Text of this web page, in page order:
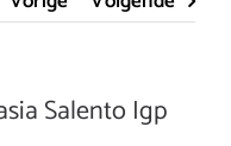
Salento Igp